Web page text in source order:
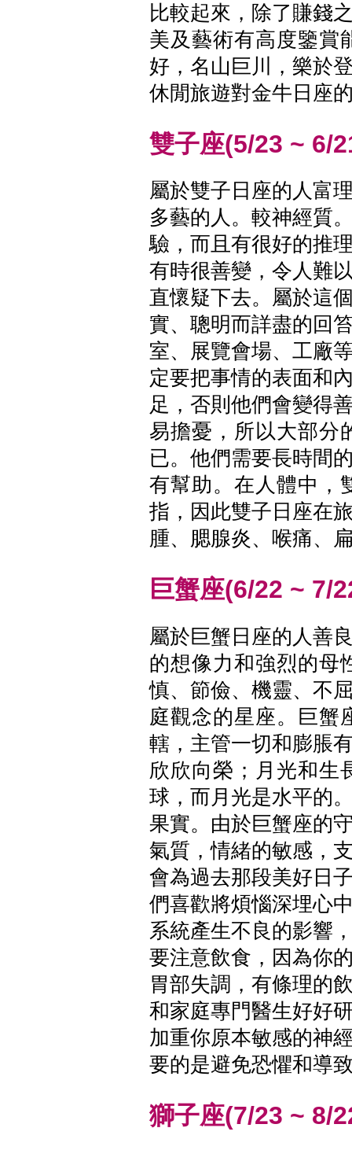
比較起來，除了賺錢
美及藝術有高度鑒賞
好，名山巨川，樂於
休閒旅遊對金牛日座
雙子座(5/23 ~ 6/
屬於雙子日座的人富
多藝的人。較神經質
驗，而且有很好的推
有時很善變，令人難
直懷疑下去。屬於這
實、聰明而詳盡的回
室、展覽會場、工廠
定要把事情的表面和
足，否則他們會變得
易擔憂，所以大部分
已。他們需要長時間
有幫助。在人體中，
指，因此雙子日座在
腫、腮腺炎、喉痛、
巨蟹座(6/22 ~ 7/
屬於巨蟹日座的人善
的想像力和強烈的母
慎、節儉、機靈、不
庭觀念的星座。巨蟹
轄，主管一切和膨脹
欣欣向榮；月光和生
球，而月光是水平的
果實。由於巨蟹座的
氣質，情緒的敏感，
會為過去那段美好日
們喜歡將煩惱深埋心
系統產生不良的影響
要注意飲食，因為你
胃部失調，有條理的
和家庭專門醫生好好
加重你原本敏感的神
要的是避免恐懼和導
獅子座(7/23 ~ 8/